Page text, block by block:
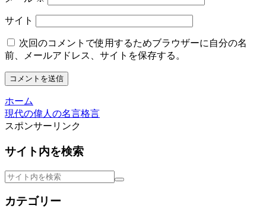
サイト
次回のコメントで使用するためブラウザーに自分の名
前、メールアドレス、サイトを保存する。
ホーム
現代の偉人の名言格言
スポンサーリンク
サイト内を検索
カテゴリー